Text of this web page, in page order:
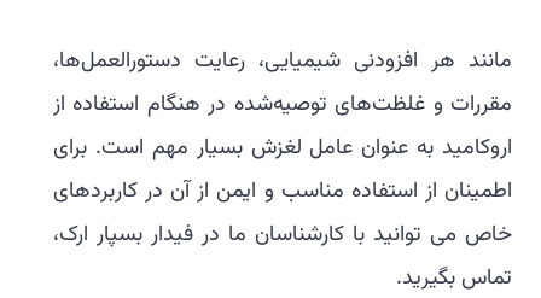
مانند هر افزودنی شیمیایی، رعایت دستورالعمل‌ها،
مقررات و غلظت‌های توصیه‌شده در هنگام استفاده از
اروکامید به عنوان عامل لغزش بسیار مهم است. برای
اطمینان از استفاده مناسب و ایمن از آن در کاربردهای
خاص می توانید با کارشناسان ما در فیدار بسپار ارک،
تماس بگیرید.